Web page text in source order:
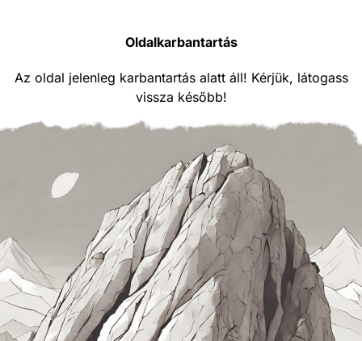
Oldalkarbantartás
Az oldal jelenleg karbantartás alatt áll! Kérjük, látogass
vissza később!